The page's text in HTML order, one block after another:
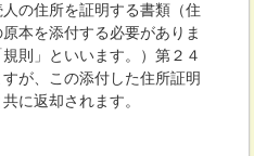
の住所を証明する書類（住
本を添付する必要がありま
則」といいます。）第２４
が、この添付した住所証明
に返却されます。